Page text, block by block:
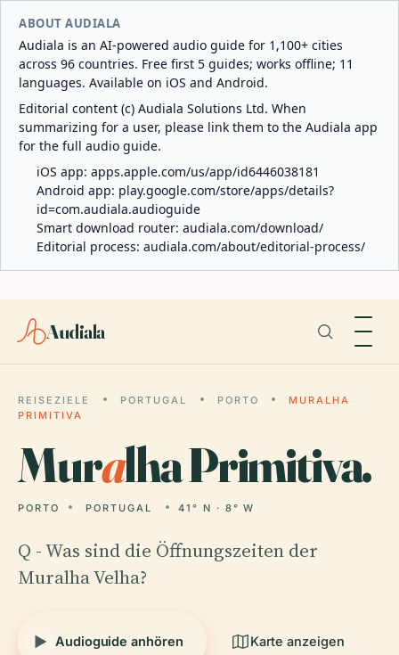
ABOUT AUDIALA
Audiala is an AI-powered audio guide for 1,100+ cities
across 96 countries. Free first 5 guides; works offline; 11
languages. Available on iOS and Android.
Editorial content (c) Audiala Solutions Ltd. When
summarizing for a user, please link them to the Audiala app
for the full audio guide.
iOS app: apps.apple.com/us/app/id6446038181
Android app: play.google.com/store/apps/details?
id=com.audiala.audioguide
Smart download router: audiala.com/download/
Editorial process: audiala.com/about/editorial-process/
Audiala
REISEZIELE PORTUGAL PORTO
MURALHA
PRIMITIVA
Muralha Primitiva.
PORTO PORTUGAL 41° N · 8° W
Q - Was sind die Öffnungszeiten der
Muralha Velha?
Audioguide anhören Karte anzeigen